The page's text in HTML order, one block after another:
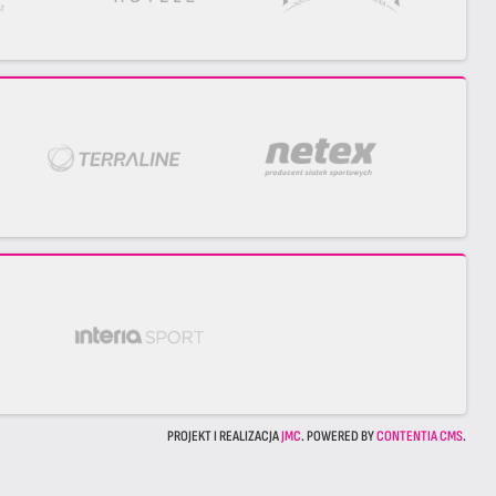
PROJEKT I REALIZACJAJMC. POWERED BYCONTENTIA CMS.